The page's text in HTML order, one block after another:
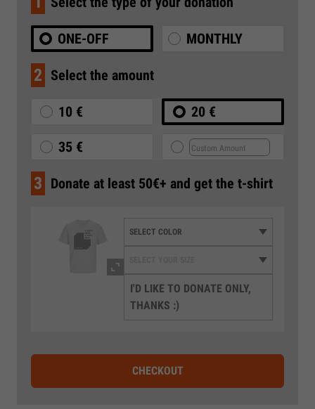
ONE-OFF MONTHLY
2 Select the amount
10 € 20 €
35 €
3 Donate at least 50€+ and get the t-shirt
I'D LIKE TO DONATE ONLY,
THANKS :)
CHECKOUT